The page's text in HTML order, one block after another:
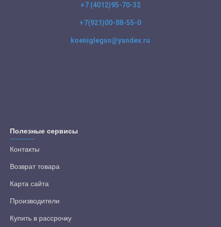
+7 (4012)95-70-32
+7(921)00-88-55-0
koeniglegus@yandex.ru
Полезные сервисы
Контакты
Возврат товара
Карта сайта
Производители
Купить в рассрочку